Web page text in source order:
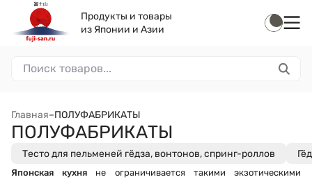
Продукты и товары
из Японии и Азии
Главная–ПОЛУФАБРИКАТЫ
ПОЛУФАБРИКАТЫ
Тесто для пельменей гёдза, вонтонов, спринг-роллов
Японская кухня не ограничивается такими экзотическими